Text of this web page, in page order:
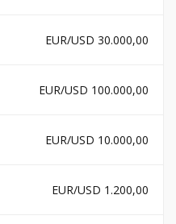
EUR/USD 30.000,00
EUR/USD 100.000,00
EUR/USD 10.000,00
EUR/USD 1.200,00